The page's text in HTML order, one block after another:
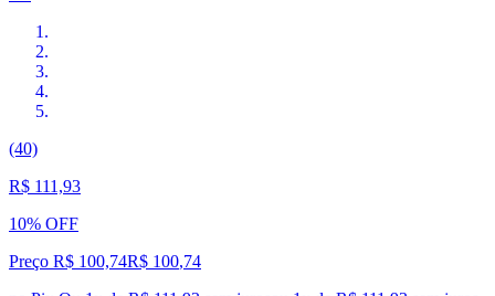
(40)
R$ 111,93
10% OFF
Preço R$ 100,74R$ 100,74